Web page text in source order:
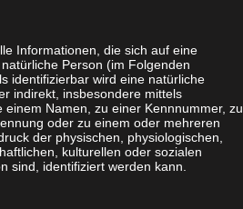
Informationen, die sich auf eine
Person (im Folgenden
identifizierbar wird eine natürliche
indirekt, insbesondere mittels
Namen, zu einer Kennnummer, zu
oder zu einem oder mehreren
der physischen, physiologischen,
kulturellen oder sozialen
sind, identifiziert werden kann.